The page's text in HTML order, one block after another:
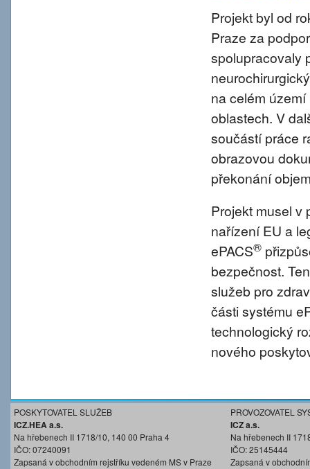
Projekt byl od
Praze za
spolupracovaly
na celém
oblastech. V
součástí práce
obrazovou
překonání
Projekt musel v
nařízení EU a
ePACS®
bezpečnost.
služeb pro
části systému
technologický
nového
POSKYTOVATEL SLUŽEB
ICZ.HEA a.s.
Na hřebenech II 1718/10, 140 00 Praha 4
IČO: 07240091
Zapsaná v obchodním rejstříku vedeném MS v Praze
PROVOZOVATEL
ICZ a.s.
Na hřebenech II
IČO: 25145444
Zapsaná v